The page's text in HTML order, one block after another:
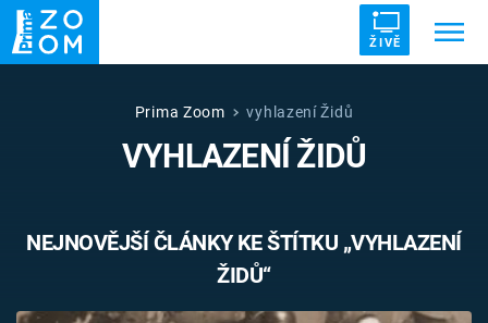
ŽIVĚ
ZRÁDCI UFO DRUHÁ SVĚTOVÁ VÁLKA
VETŘELCI DÁVNOVĚKU
Prima Zoom vyhlazení Židů
VYHLAZENÍ ŽIDŮ
NEJNOVĚJŠÍ ČLÁNKY KE ŠTÍTKU „VYHLAZENÍ
ŽIDŮ“